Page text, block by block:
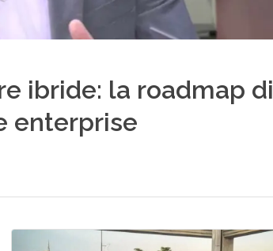
ibride: la roadmap di
enterprise